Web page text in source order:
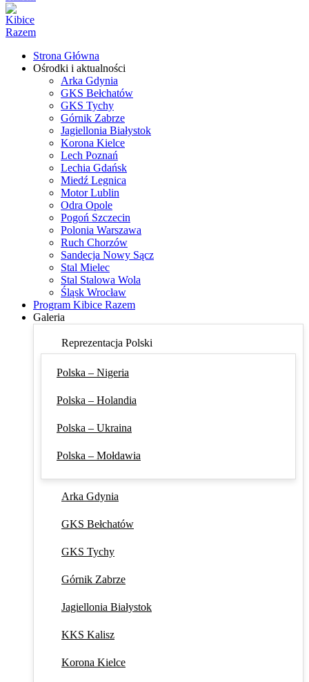
Strona Główna
Ośrodki i aktualności
Arka Gdynia
GKS Bełchatów
GKS Tychy
Górnik Zabrze
Jagiellonia Białystok
Korona Kielce
Lech Poznań
Lechia Gdańsk
Miedź Legnica
Motor Lublin
Odra Opole
Pogoń Szczecin
Polonia Warszawa
Ruch Chorzów
Sandecja Nowy Sącz
Stal Mielec
Stal Stalowa Wola
Śląsk Wrocław
Program Kibice Razem
Galeria
Reprezentacja Polski
Polska – Nigeria
Polska – Holandia
Polska – Ukraina
Polska – Mołdawia
Arka Gdynia
GKS Bełchatów
GKS Tychy
Górnik Zabrze
Jagiellonia Białystok
KKS Kalisz
Korona Kielce